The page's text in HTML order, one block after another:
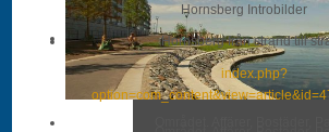
Hornsberg Introbilder
Hornsberg från strand till
index.php?